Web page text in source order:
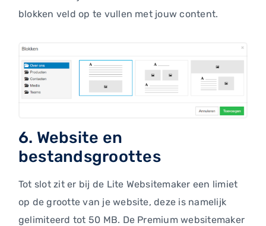
blokken veld op te vullen met jouw content.
6. Website en
bestandsgroottes
Tot slot zit er bij de Lite Websitemaker een limiet
op de grootte van je website, deze is namelijk
gelimiteerd tot 50 MB. De Premium websitemaker